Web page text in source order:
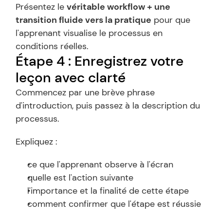
Présentez le véritable workflow + une
transition fluide vers la pratique pour que
l'apprenant visualise le processus en
conditions réelles.
Étape 4 : Enregistrez votre
leçon avec clarté
Commencez par une brève phrase
d'introduction, puis passez à la description du
processus.
Expliquez :
ce que l'apprenant observe à l'écran
quelle est l'action suivante
l'importance et la finalité de cette étape
comment confirmer que l'étape est réussie